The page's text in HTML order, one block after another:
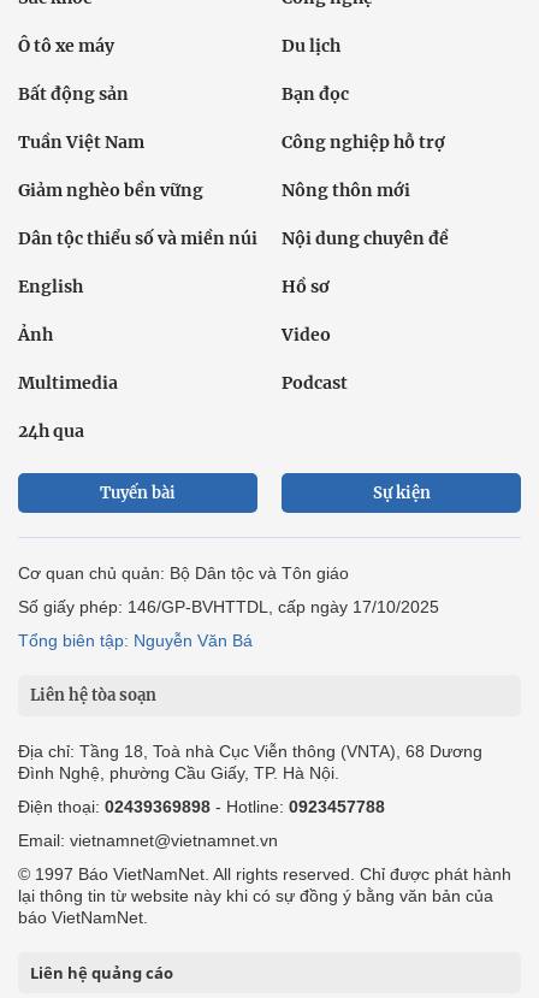
Ô tô xe máy Du lịch
Bất động sản Bạn đọc
Tuần Việt Nam Công nghiệp hỗ trợ
Giảm nghèo bền vững Nông thôn mới
Dân tộc thiểu số và miền núi Nội dung chuyên đề
English Hồ sơ
Ảnh Video
Multimedia Podcast
24h qua
Tuyến bài Sự kiện
Cơ quan chủ quản: Bộ Dân tộc và Tôn giáo
Số giấy phép: 146/GP-BVHTTDL, cấp ngày 17/10/2025
Tổng biên tập: Nguyễn Văn Bá
Liên hệ tòa soạn
Địa chỉ: Tầng 18, Toà nhà Cục Viễn thông (VNTA), 68 Dương
Đình Nghệ, phường Cầu Giấy, TP. Hà Nội.
Điện thoại: 02439369898 - Hotline: 0923457788
Email: vietnamnet@vietnamnet.vn
© 1997 Báo VietNamNet. All rights reserved. Chỉ được phát hành
lại thông tin từ website này khi có sự đồng ý bằng văn bản của
báo VietNamNet.
Liên hệ quảng cáo